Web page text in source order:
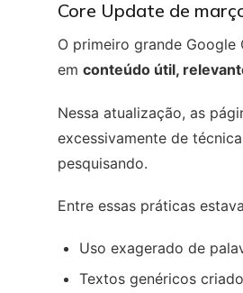
Core Update de
O primeiro grande
em conteúdo útil,
Nessa atualização, as
excessivamente de
pesquisando.
Entre essas práticas
Uso exagerado de
Textos genéricos